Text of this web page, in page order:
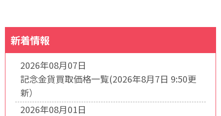
新着情報
2026年08月07日
記念金貨買取価格一覧(2026年8月7日 9:50更
新）
2026年08月01日